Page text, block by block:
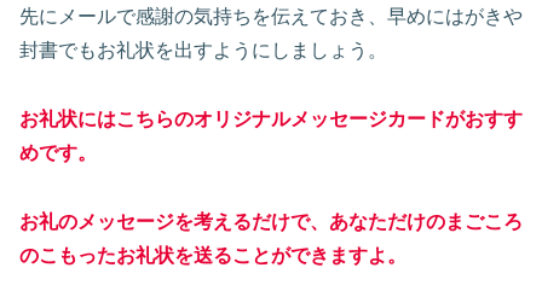
先にメールで感謝の気持ちを伝えておき、早めにはがきや
封書でもお礼状を出すようにしましょう。
お礼状にはこちらのオリジナルメッセージカードがおすす
めです。
お礼のメッセージを考えるだけで、あなただけのまごころ
のこもったお礼状を送ることができますよ。